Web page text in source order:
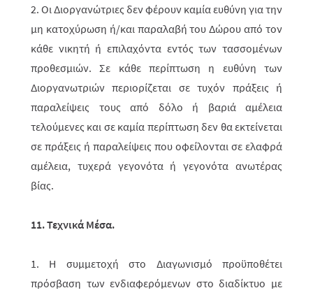
2. Οι Διοργανώτριες δεν φέρουν καμία ευθύνη για την
μη κατοχύρωση ή/και παραλαβή του Δώρου από τον
κάθε νικητή ή επιλαχόντα εντός των τασσο­μέ­νων
προθεσμιών. Σε κάθε περίπτωση η ευθύνη των
Διοργανωτριών περιορί­ζε­ται σε τυχόν πράξεις ή
παραλείψεις τους από δόλο ή βαριά αμέλεια
τελούμενες και σε καμία περίπτωση δεν θα εκτείνεται
σε πράξεις ή παραλείψεις που οφείλονται σε ελαφρά
αμέλεια, τυχερά γεγονότα ή γεγονότα ανωτέρας
βίας.
11. Τεχνικά Μέσα.
1. Η συμμετοχή στο Διαγωνισμό προϋποθέτει
πρόσβαση των ενδια­φερόμε­νων στο διαδίκτυο με